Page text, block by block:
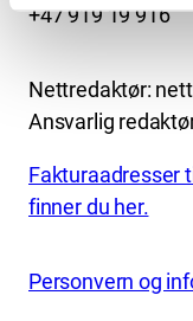
+47 919 19 916
Nettredaktør:
Ansvarlig
Fakturaadresser
finner du her.
Personvern og